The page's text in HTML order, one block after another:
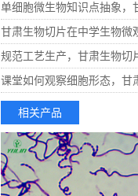
单细胞微生物知识点抽象，
甘肃生物切片在中学生物微
规范工艺生产，甘肃生物切
课堂如何观察细胞形态，甘
相关产品